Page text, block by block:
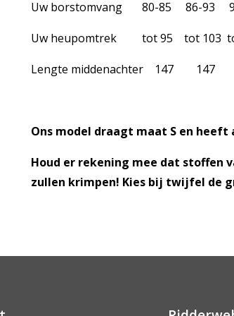
Uw borstomvang 80-85 86-93
Uw heupomtrek tot 95 tot
Lengte middenachter
Ons model draagt maat S en heeft
Houd er rekening mee dat stoffen
zullen krimpen! Kies bij twijfel de